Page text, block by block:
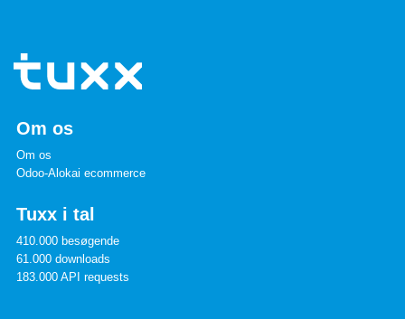
Om os
Om os
Odoo-Alokai ecommerce
Tuxx i tal
410.000 besøgende
61.000 downloads
183.000 API requests